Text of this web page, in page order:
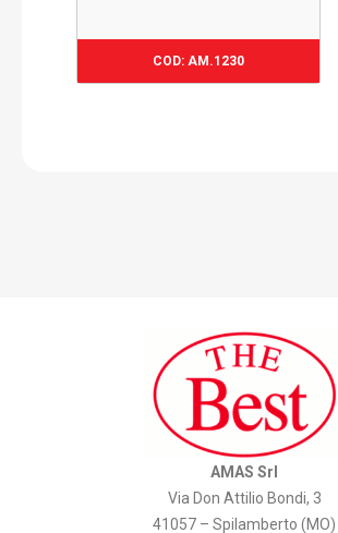
COD: AM.1230
48,68€
AMAS Srl
Via Don Attilio Bondi, 3
41057 – Spilamberto (MO)